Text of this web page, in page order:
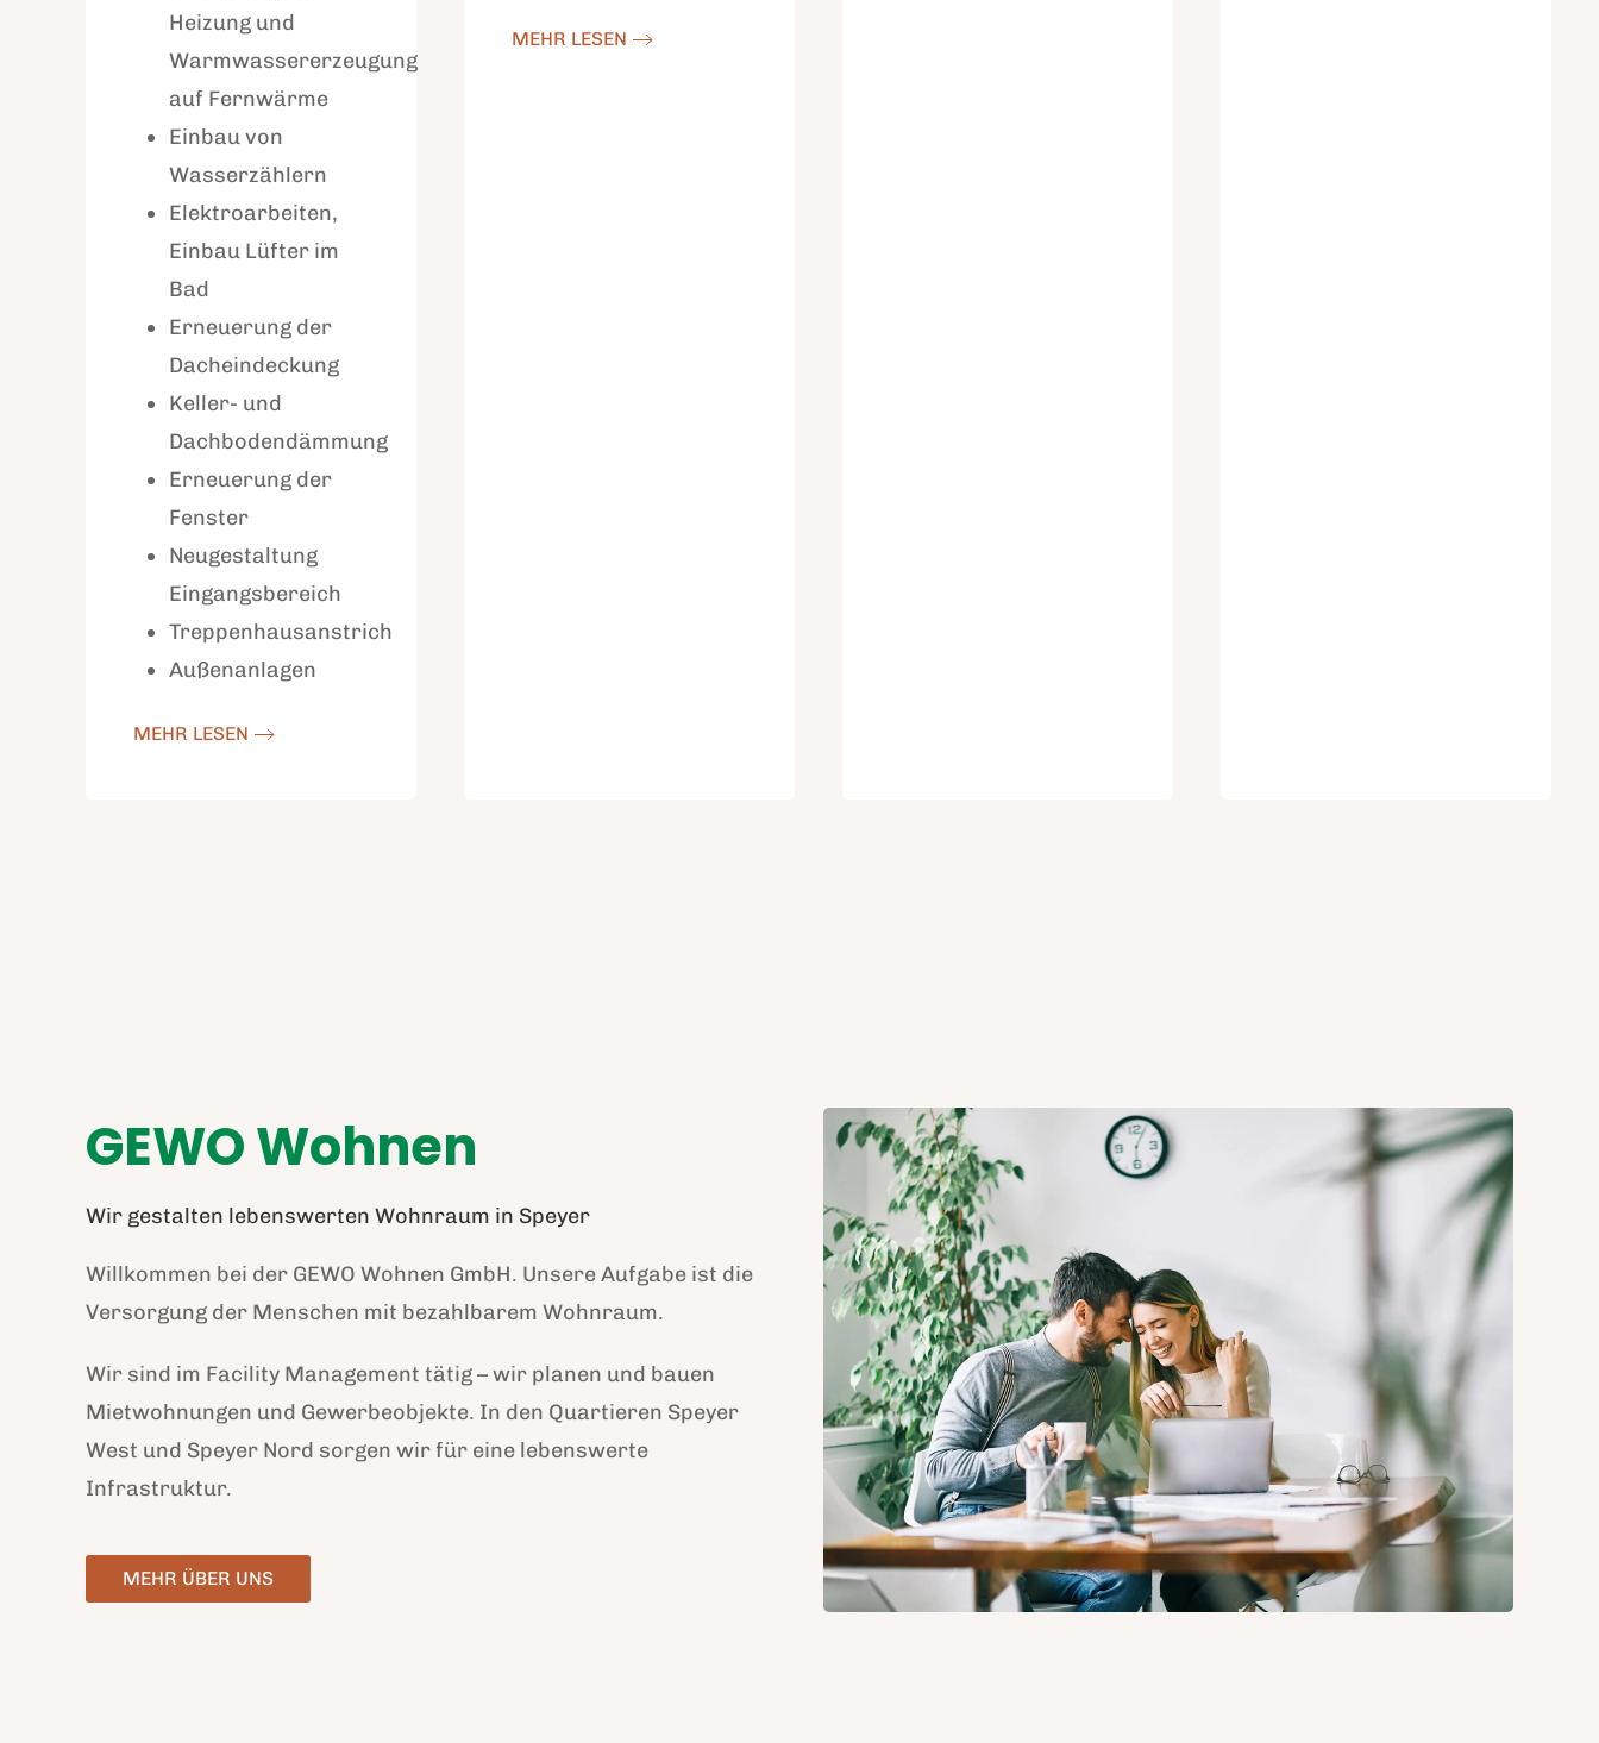
Heizung und
Warmwassererzeugung
auf Fernwärme
Einbau von
Wasserzählern
Elektroarbeiten,
Einbau Lüfter im
Bad
Erneuerung der
Dacheindeckung
Keller- und
Dachbodendämmung
Erneuerung der
Fenster
Neugestaltung
Eingangsbereich
Treppenhausanstrich
Außenanlagen
MEHR LESEN
MEHR LESEN
GEWO Wohnen
Wir gestalten lebenswerten Wohnraum in Speyer
Willkommen bei der GEWO Wohnen GmbH. Unsere Aufgabe ist die
Versorgung der Menschen mit bezahlbarem Wohnraum.
Wir sind im Facility Management tätig – wir planen und bauen
Mietwohnungen und Gewerbeobjekte. In den Quartieren Speyer
West und Speyer Nord sorgen wir für eine lebenswerte
Infrastruktur.
MEHR ÜBER UNS